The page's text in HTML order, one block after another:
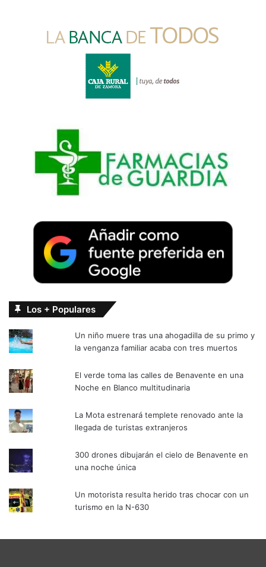
Los + Populares
Un niño muere tras una ahogadilla de su primo y
la venganza familiar acaba con tres muertos
El verde toma las calles de Benavente en una
Noche en Blanco multitudinaria
La Mota estrenará templete renovado ante la
llegada de turistas extranjeros
300 drones dibujarán el cielo de Benavente en
una noche única
Un motorista resulta herido tras chocar con un
turismo en la N-630